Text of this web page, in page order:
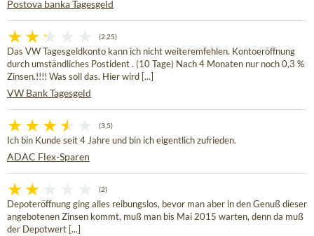
Postova banka Tagesgeld
(2,25)
Das VW Tagesgeldkonto kann ich nicht weiteremfehlen. Kontoeröffnung
durch umständliches Postident . (10 Tage) Nach 4 Monaten nur noch 0,3 %
Zinsen.!!!! Was soll das. Hier wird [...]
VW Bank Tagesgeld
(3,5)
Ich bin Kunde seit 4 Jahre und bin ich eigentlich zufrieden.
ADAC Flex-Sparen
(2)
Depoteröffnung ging alles reibungslos, bevor man aber in den Genuß dieser
angebotenen Zinsen kommt, muß man bis Mai 2015 warten, denn da muß
der Depotwert [...]